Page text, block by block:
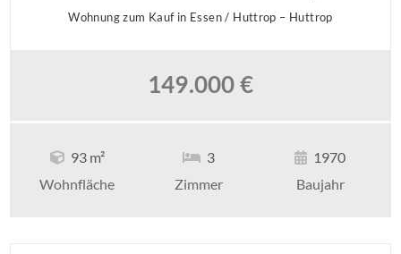
Wohnung zum Kauf in Essen / Huttrop – Huttrop
149.000 €
93 m²
Wohnfläche
3
Zimmer
1970
Baujahr